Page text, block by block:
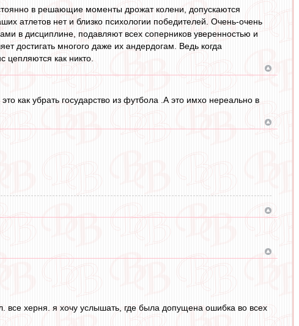
в решающие моменты дрожат колени, допускаются
атлетов нет и близко психологии победителей. Очень-очень
в дисциплине, подавляют всех соперников уверенностью и
достигать многого даже их андердогам. Ведь когда
как никто.
как убрать государство из футбола .А это имхо нереально в
все херня. я хочу услышать, где была допущена ошибка во всех